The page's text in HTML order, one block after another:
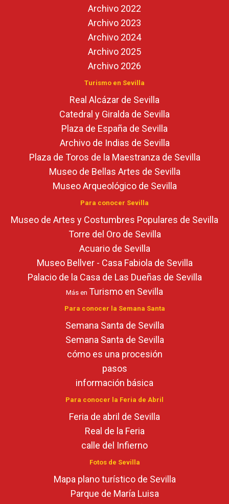
Archivo 2022
Archivo 2023
Archivo 2024
Archivo 2025
Archivo 2026
Turismo en Sevilla
Real Alcázar de Sevilla
Catedral y Giralda de Sevilla
Plaza de España de Sevilla
Archivo de Indias de Sevilla
Plaza de Toros de la Maestranza de Sevilla
Museo de Bellas Artes de Sevilla
Museo Arqueológico de Sevilla
Para conocer Sevilla
Museo de Artes y Costumbres Populares de Sevilla
Torre del Oro de Sevilla
Acuario de Sevilla
Museo Bellver - Casa Fabiola de Sevilla
Palacio de la Casa de Las Dueñas de Sevilla
Más en Turismo en Sevilla
Para conocer la Semana Santa
Semana Santa de Sevilla
Semana Santa de Sevilla
cómo es una procesión
pasos
información básica
Para conocer la Feria de Abril
Feria de abril de Sevilla
Real de la Feria
calle del Infierno
Fotos de Sevilla
Mapa plano turístico de Sevilla
Parque de María Luisa